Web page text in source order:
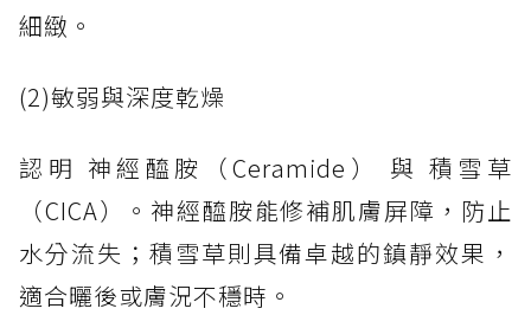
細緻。
(2)敏弱與深度乾燥
認明 神經醯胺（Ceramide） 與 積雪草
（CICA）。神經醯胺能修補肌膚屏障，防止
水分流失；積雪草則具備卓越的鎮靜效果，
適合曬後或膚況不穩時。